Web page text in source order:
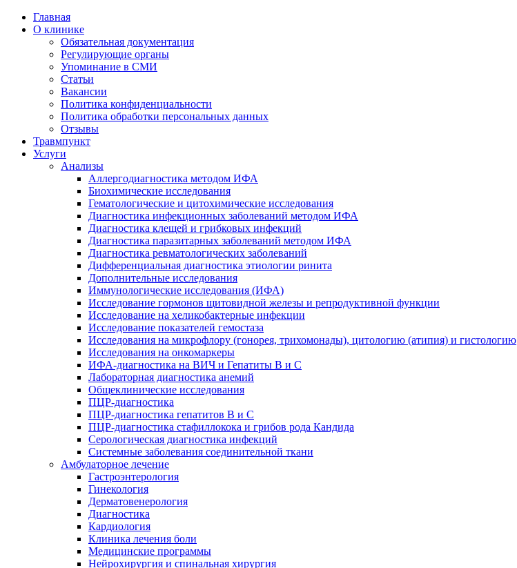
Главная
О клинике
Обязательная документация
Регулирующие органы
Упоминание в СМИ
Статьи
Вакансии
Политика конфиденциальности
Политика обработки персональных данных
Отзывы
Травмпункт
Услуги
Анализы
Аллергодиагностика методом ИФА
Биохимические исследования
Гематологические и цитохимические исследования
Диагностика инфекционных заболеваний методом ИФА
Диагностика клещей и грибковых инфекций
Диагностика паразитарных заболеваний методом ИФА
Диагностика ревматологических заболеваний
Дифференциальная диагностика этиологии ринита
Дополнительные исследования
Иммунологические исследования (ИФА)
Исследование гормонов щитовидной железы и репродуктивной функции
Исследование на хеликобактерные инфекции
Исследование показателей гемостаза
Исследования на микрофлору (гонорея, трихомонады), цитологию (атипия) и гистологию
Исследования на онкомаркеры
ИФА-диагностика на ВИЧ и Гепатиты B и C
Лабораторная диагностика анемий
Общеклинические исследования
ПЦР-диагностика
ПЦР-диагностика гепатитов B и C
ПЦР-диагностика стафиллокока и грибов рода Кандида
Серологическая диагностика инфекций
Системные заболевания соединительной ткани
Амбулаторное лечение
Гастроэнтерология
Гинекология
Дерматовенерология
Диагностика
Кардиология
Клиника лечения боли
Медицинские программы
Нейрохирургия и спинальная хирургия